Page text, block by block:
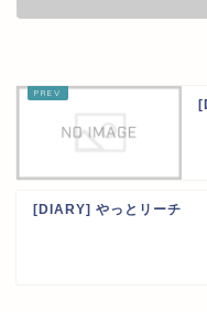
[DIARY] やっとリーチ